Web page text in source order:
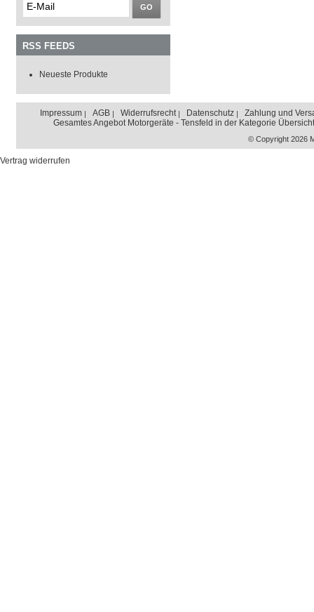
GO
RSS FEEDS
Neueste Produkte
Impressum AGB Widerrufsrecht Datenschutz
Zahlung und
Gesamtes Angebot Motorgeräte - Tensfeld in der Kategorie Übersicht
© Copyright 2026
Vertrag widerrufen